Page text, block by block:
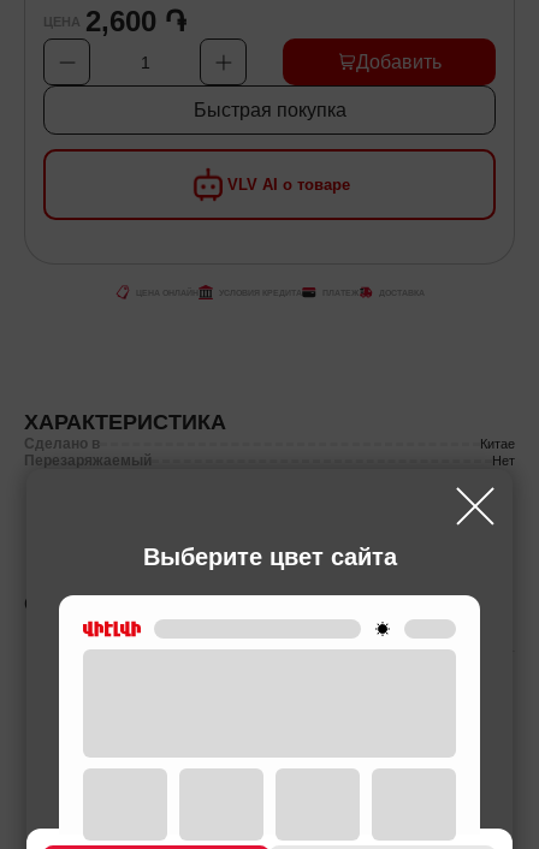
Выберите цвет сайта
VLV AI о товаре
ЦЕНА 2,600 ֏
1 Добавить
Быстрая покупка
ЦЕНА ОНЛАЙН УСЛОВИЯ КРЕДИТА ПЛАТЕЖ ДОСТАВКА
ХАРАКТЕРИСТИКА
Сделано в Китае
Перезаряжаемый Нет
СОПУТСТВУЮЩИЕ ТОВАРЫ